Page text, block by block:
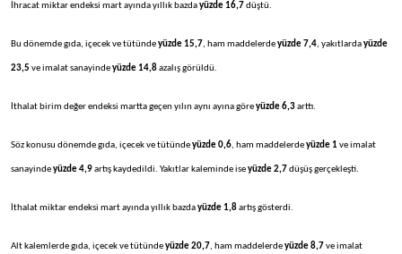
İhracat miktar endeksi mart ayında yıllık bazdayüzde 16,7 düştü.
Bu dönemde gıda, içecek ve tütündeyüzde 15,7, ham maddelerdeyüzde 7,4, yakıtlardayüzde
23,5 ve imalat sanayindeyüzde 14,8azalış görüldü.
İthalat birim değer endeksi martta geçen yılın aynı ayına göreyüzde 6,3arttı.
Söz konusu dönemde gıda, içecek ve tütündeyüzde 0,6, ham maddelerdeyüzde 1ve imalat
sanayindeyüzde 4,9artış kaydedildi. Yakıtlar kaleminde iseyüzde 2,7 düşüş gerçekleşti.
İthalat miktar endeksi mart ayında yıllık bazdayüzde 1,8artış gösterdi.
Alt kalemlerde gıda, içecek ve tütündeyüzde 20,7, ham maddelerdeyüzde 8,7 ve imalat